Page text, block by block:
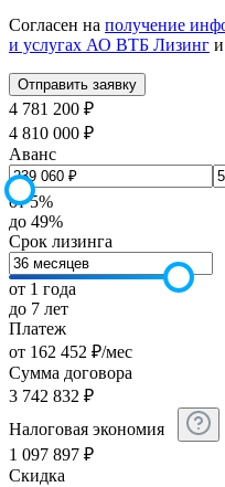
Согласен на получение
и услугах АО ВТБ Лизинг и
4 781 200 ₽
4 810 000 ₽
Аванс
от 5%
до 49%
Срок лизинга
от 1 года
до 7 лет
Платеж
от 162 452 ₽/мес
Сумма договора
3 742 832 ₽
Налоговая экономия
1 097 897 ₽
Скидка